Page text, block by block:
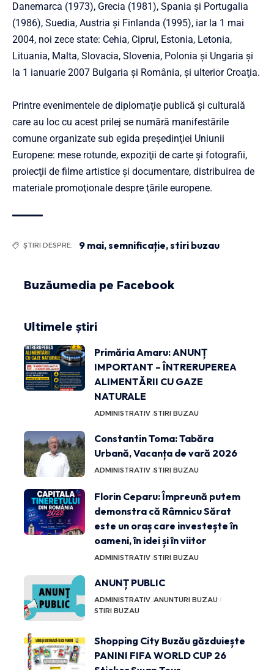
Danemarca (1973), Grecia (1981), Spania şi Portugalia
(1986), Suedia, Austria şi Finlanda (1995), iar la 1 mai
2004, noi zece state: Cehia, Ciprul, Estonia, Letonia,
Lituania, Malta, Slovacia, Slovenia, Polonia şi Ungaria şi
la 1 ianuarie 2007 Bulgaria şi România, şi ulterior Croaţia.
Printre evenimentele de diplomaţie publică şi culturală
care au loc cu acest prilej se numără manifestările
comune organizate sub egida preşedinţiei Uniunii
Europene: mese rotunde, expoziţii de carte şi fotografii,
proiecţii de filme artistice şi documentare, distribuirea de
materiale promoţionale despre ţările europene.
ȘTIRI DESPRE: 9 mai,semnificație,stiri buzau
Buzăumedia pe Facebook
Ultimele știri
Primăria Amaru: ANUNȚ
IMPORTANT – ÎNTRERUPEREA
ALIMENTĂRII CU GAZE
NATURALE
ADMINISTRATIV STIRI BUZAU
Constantin Toma: Tabăra
Urbană, Vacanța de vară 2026
ADMINISTRATIV STIRI BUZAU
Florin Ceparu: Împreună putem
demonstra că Râmnicu Sărat
este un oraș care investește în
oameni, în idei și în viitor
ADMINISTRATIV STIRI BUZAU
ANUNȚ PUBLIC
ADMINISTRATIV ANUNTURI BUZAU
STIRI BUZAU
Shopping City Buzău găzduiește
PANINI FIFA WORLD CUP 26